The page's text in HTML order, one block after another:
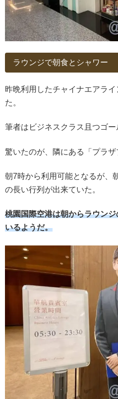
ラウンジで朝食とシャワー
昨晩利用したチャイナエアラ
た。
筆者はビジネスクラス且つゴー
驚いたのが、隣にある「プラザ
朝7時から利用可能となるが、
の長い行列が出来ていた。
桃園国際空港は朝からラウン
いるようだ。